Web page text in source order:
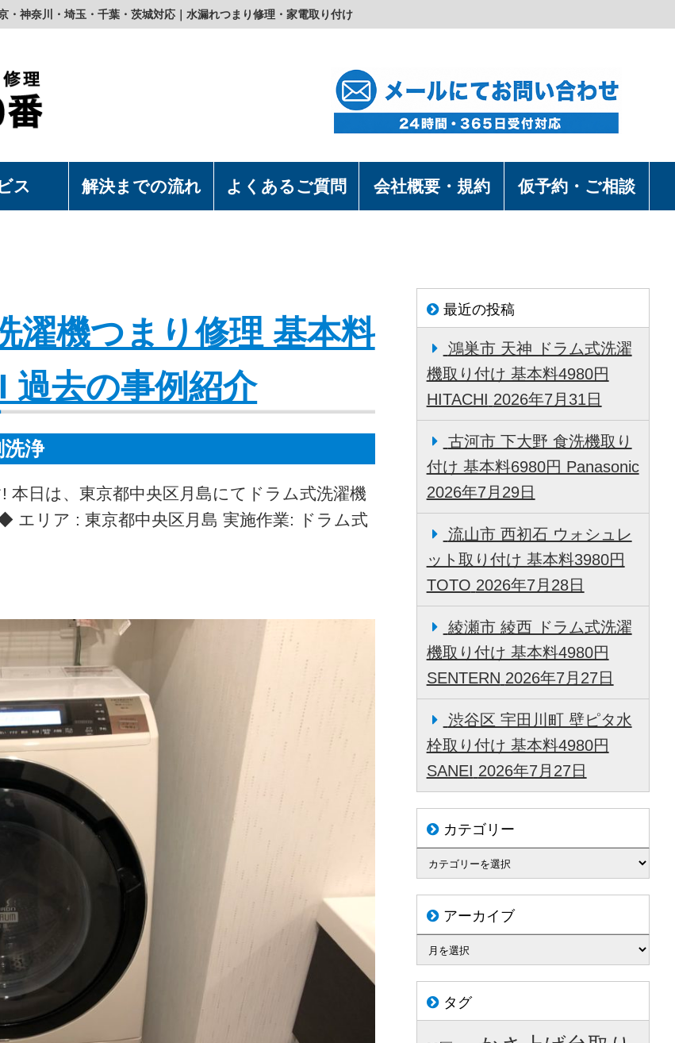
・神奈川・埼玉・千葉・茨城対応｜水漏れつまり修理・家電取り付け
ス 解決までの流れ よくあるご質問 会社概要・規約 仮予約・ご相談
濯機つまり修理 基本料
過去の事例紹介
洗浄
日は、東京都中央区月島にてドラム式洗濯機
リア : 東京都中央区月島 実施作業: ドラム式
最近の投稿
鴻巣市 天神 ドラム式洗濯
機取り付け 基本料4980円
HITACHI 2026年7月31日
古河市 下大野 食洗機取り
付け 基本料6980円 Panasonic
2026年7月29日
流山市 西初石 ウォシュレ
ット取り付け 基本料3980円
TOTO 2026年7月28日
綾瀬市 綾西 ドラム式洗濯
機取り付け 基本料4980円
SENTERN 2026年7月27日
渋谷区 宇田川町 壁ピタ水
栓取り付け 基本料4980円
SANEI 2026年7月27日
カテゴリー
アーカイブ
タグ